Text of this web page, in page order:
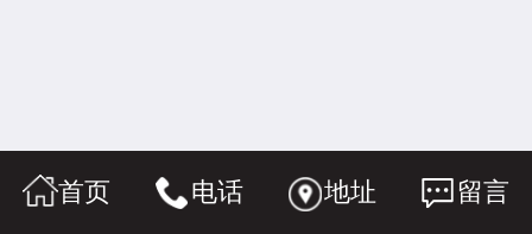
首页 电话 地址 留言